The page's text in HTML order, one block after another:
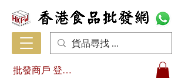
批發商戶 登入/註冊